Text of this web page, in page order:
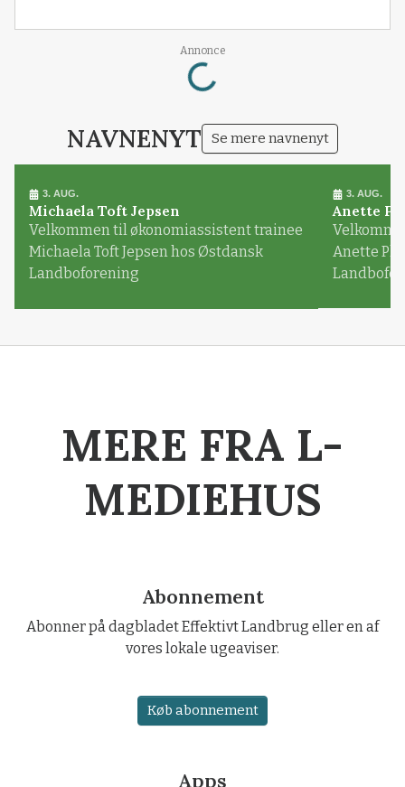
Annonce
Loading...
NAVNENYT Se mere navnenyt
3. AUG.
Michaela Toft Jepsen
Velkommen til økonomiassistent trainee
Michaela Toft Jepsen hos Østdansk
Landboforening
3. AUG.
Anette
Anette
MERE FRA L-
MEDIEHUS
Abonnement
Abonner på dagbladet Effektivt Landbrug eller en af
vores lokale ugeaviser.
Køb abonnement
Apps